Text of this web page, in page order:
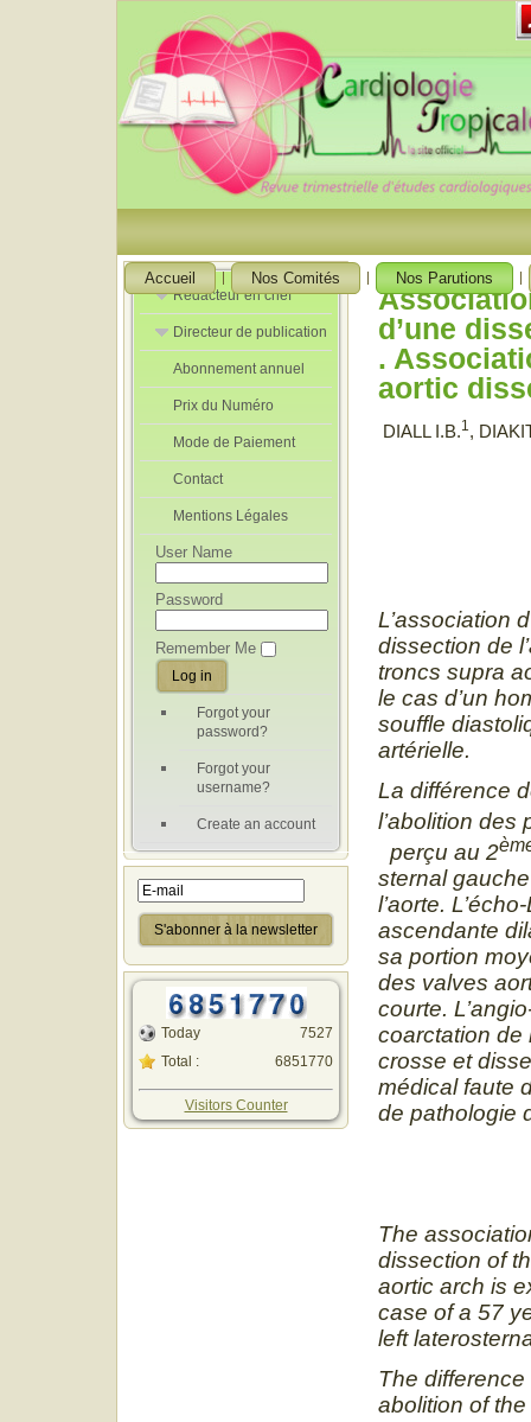
Accueil Nos Comités Nos Parutions
Rédacteur en chef
Rédacteurs en
Chef Adjoint
Directeur de publication
Directeur de
publication
adjoint
Abonnement annuel
Prix du Numéro
Mode de Paiement
Contact
Mentions Légales
User Name
Password
Remember Me
Forgot your
password?
Forgot your
username?
Create an account
Today
Total :
7527
6851770
Visitors Counter
d’une
.
aortic
DIALL I.B.1,
L’association
dissection de
troncs supra
le cas d’un
souffle
artérielle.
La différence
l’abolition des
perçu au 2
sternal
l’aorte.
ascendante
sa portion
des valves
courte.
coarctation de
crosse et
médical faute
de pathologie
The
dissection of
aortic arch is
case of a 57
left
The
abolition of